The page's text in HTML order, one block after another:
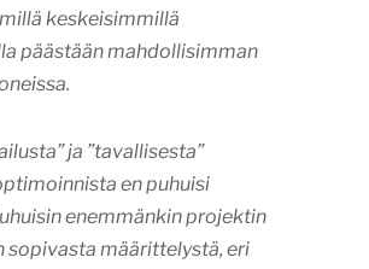
keskeisimmillä
päästään mahdollisimman
ja ”tavallisesta”
en puhuisi
enemmänkin projektin
sopivasta määrittelystä, eri